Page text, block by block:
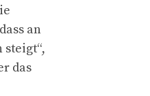
an
das